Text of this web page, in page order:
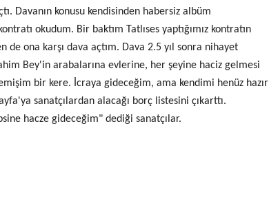
Davanın konusu kendisinden habersiz albüm
okudum. Bir baktım Tatlıses yaptığımız kontratın
ona karşı dava açtım. Dava 2.5 yıl sonra nihayet
Bey'in arabalarına evlerine, her şeyine haciz gelmesi
bir kere. İcraya gideceğim, ama kendimi henüz hazır
sanatçılardan alacağı borç listesini çıkarttı.
hacze gideceğim" dediği sanatçılar.